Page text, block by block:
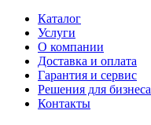
Каталог
Услуги
О компании
Доставка и оплата
Гарантия и сервис
Решения для бизнеса
Контакты